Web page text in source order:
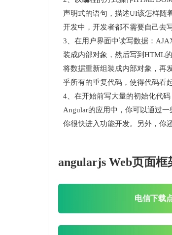
声明式的语句，描述UI该怎样随
开发中，开发者都不需要自己去
3、在用户界面中读写数据：
装成内部对象，然后写到HTML
将数据重新组装成内部对象，再
乎所有的重复代码，使得代码看
4、在开始前写大量的初始化代
Angular的应用中，你可以通过
你很快进入功能开发。另外，你
angularjs Web页面框
电信下载